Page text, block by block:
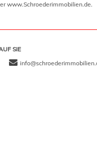
www.Schroederimmobilien.de.
SIE